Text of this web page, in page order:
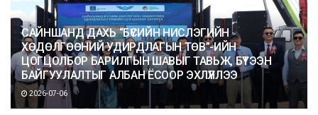
САЙНШАНД ДАХЬ “БҮСИЙН НИСЛЭГИЙН
ХӨДӨЛГӨӨНИЙ УДИРДЛАГЫН ТӨВ”-ИЙН
ЦОГЦОЛБОР БАРИЛГЫН ШАВЫГ ТАВЬЖ, БҮТЭЭН
БАЙГУУЛАЛТЫГ АЛБАН ЁСООР ЭХЛҮҮЛЛЭЭ
2026-07-06